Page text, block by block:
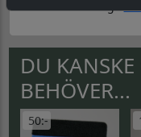
DU KANSKE
BEHÖVER...
50:-